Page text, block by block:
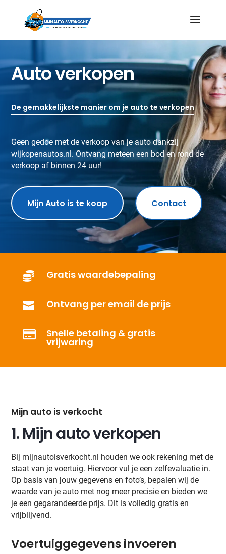
Auto verkopen
De gemakkelijkste manier om je auto te verkopen
Geen gedoe met de verkoop van je auto dankzij
wijkopenautos.nl. Ontvang meteen een bod en rond de
verkoop af binnen 24 uur!
Mijn Auto is te koop Contact
 Gratis waardebepaling
 Ontvang per email de prijs
 Snelle betaling & gratis
vrijwaring
Mijn auto is verkocht
1. Mijn auto verkopen
Bij mijnautoisverkocht.nl houden we ook rekening met de
staat van je voertuig. Hiervoor vul je een zelfevaluatie in.
Op basis van jouw gegevens en foto’s, bepalen wij de
waarde van je auto met nog meer precisie en bieden we
je een gegarandeerde prijs. Dit is volledig gratis en
vrijblijvend.
Voertuiggegevens invoeren